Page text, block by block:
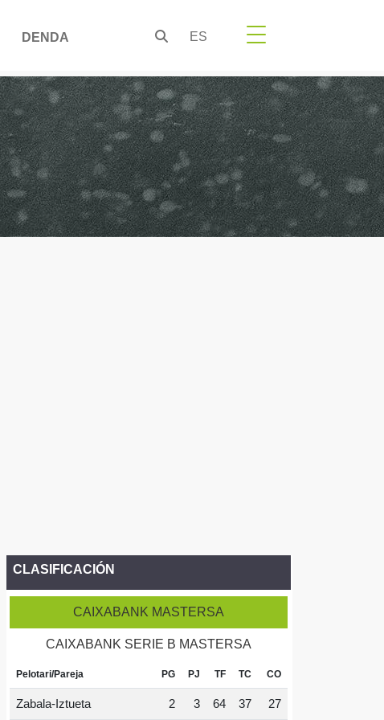
DENDA ES
CLASIFICACIÓN
CAIXABANK MASTERSA
CAIXABANK SERIE B MASTERSA
Pelotari/Pareja PG PJ TF TC CO
Zabala-Iztueta 2 3 64 37 27